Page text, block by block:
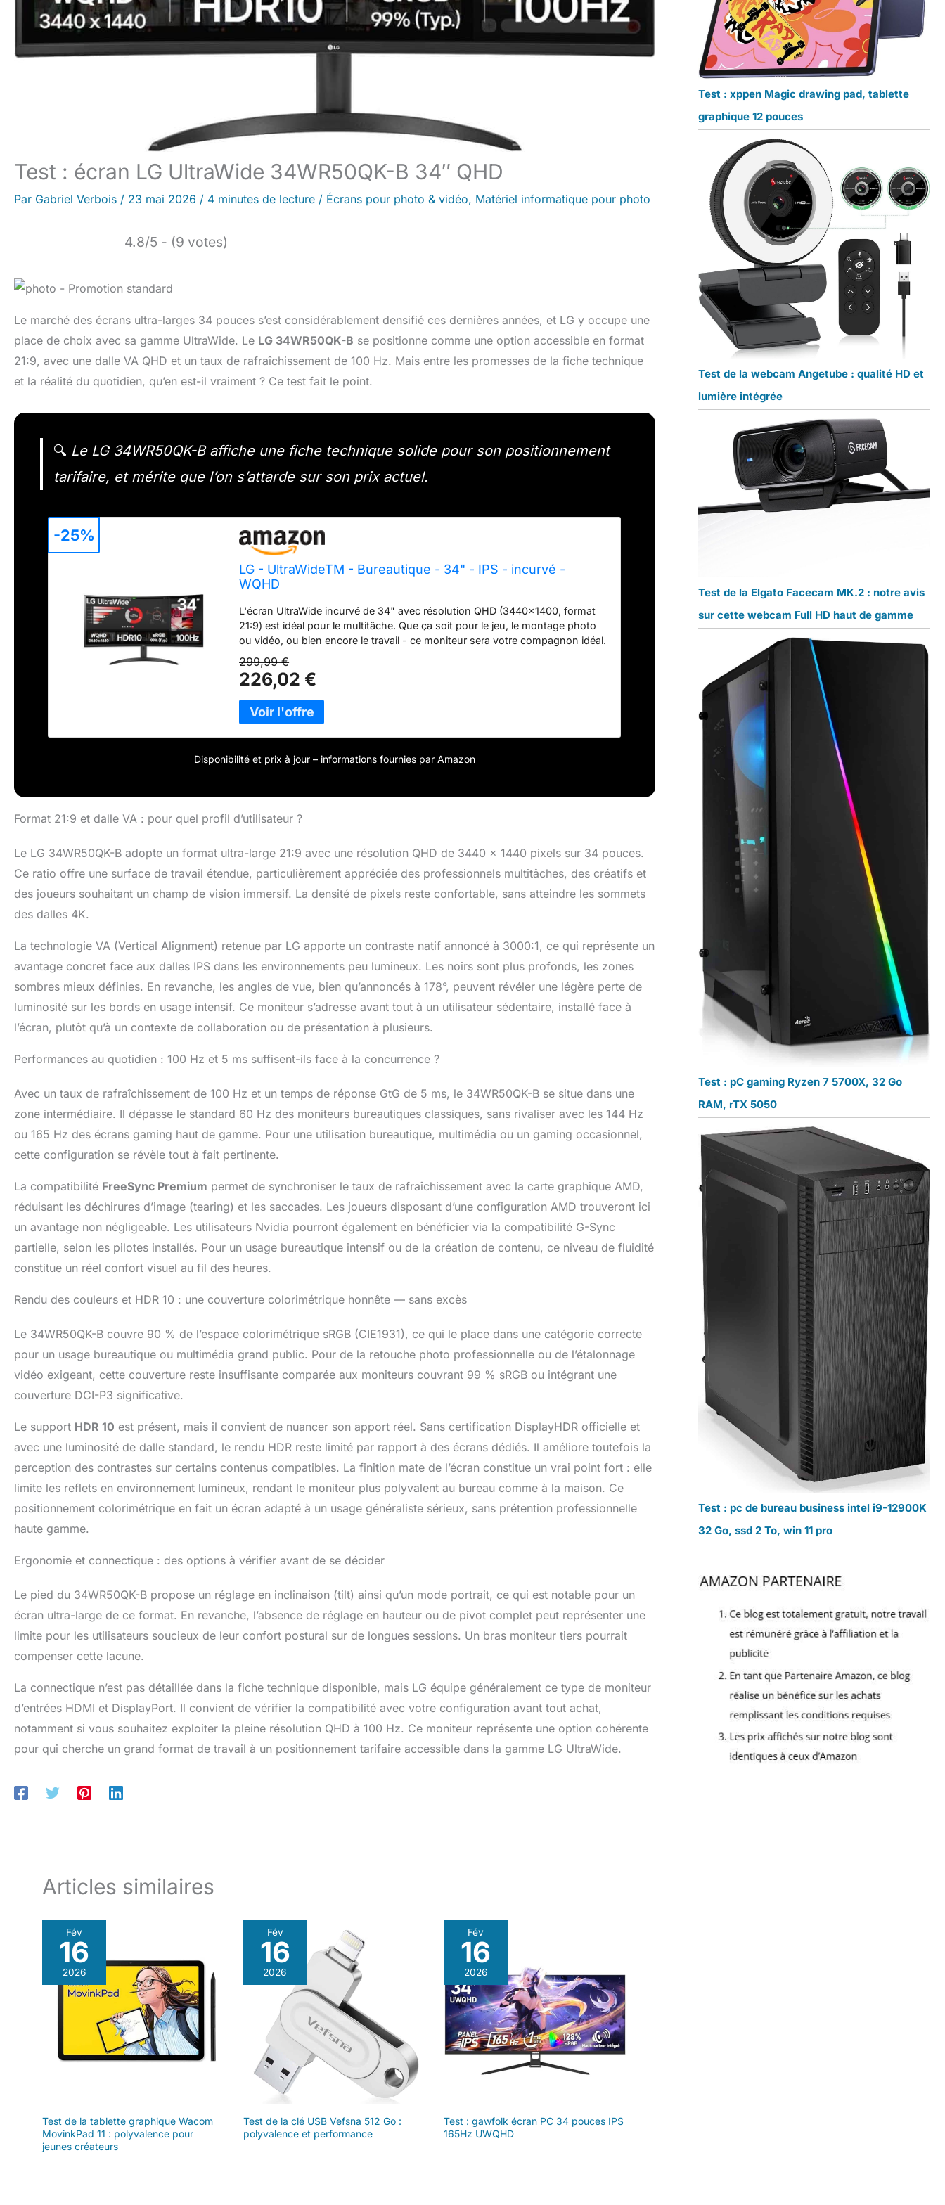
Test : écran LG UltraWide 34WR50QK-B 34″ QHD
Par Gabriel Verbois / 23 mai 2026 / 4 minutes de lecture / Écrans pour photo & vidéo, Matériel informatique pour photo
4.8/5 - (9 votes)
Le marché des écrans ultra-larges 34 pouces s’est considérablement densifié ces dernières années, et LG y occupe une
place de choix avec sa gamme UltraWide. Le LG 34WR50QK-B se positionne comme une option accessible en format
21:9, avec une dalle VA QHD et un taux de rafraîchissement de 100 Hz. Mais entre les promesses de la fiche technique
et la réalité du quotidien, qu’en est-il vraiment ? Ce test fait le point.
🔍 Le LG 34WR50QK-B affiche une fiche technique solide pour son positionnement
tarifaire, et mérite que l’on s’attarde sur son prix actuel.
LG - UltraWideTM - Bureautique - 34" - IPS - incurvé -
WQHD
L'écran UltraWide incurvé de 34" avec résolution QHD (3440x1400, format
21:9) est idéal pour le multitâche. Que ça soit pour le jeu, le montage photo
ou vidéo, ou bien encore le travail - ce moniteur sera votre compagnon idéal.
sRGB 99% (Typ.) avec HDR10 : ce moniteur est compatible avec le HDR10
(plage dynamique élevée), basé sur l'espace colorimétrique sRGB 99%,
prenant en charge des niveaux spécifiques de couleur et de luminosité qui
permettent aux spectateurs de profiter des couleurs saisissantes du
contenu. Ce moniteur est doté des modes Flicker Safe et Lecture, qui
Picture et Dual Controller pour contrôler deux PC connectés à l'écran en
299,99 €
226,02 €
-25%
Disponibilité et prix à jour – informations fournies par Amazon
Format 21:9 et dalle VA : pour quel profil d’utilisateur ?
Le LG 34WR50QK-B adopte un format ultra-large 21:9 avec une résolution QHD de 3440 x 1440 pixels sur 34 pouces.
Ce ratio offre une surface de travail étendue, particulièrement appréciée des professionnels multitâches, des créatifs et
des joueurs souhaitant un champ de vision immersif. La densité de pixels reste confortable, sans atteindre les sommets
des dalles 4K.
La technologie VA (Vertical Alignment) retenue par LG apporte un contraste natif annoncé à 3000:1, ce qui représente un
avantage concret face aux dalles IPS dans les environnements peu lumineux. Les noirs sont plus profonds, les zones
sombres mieux définies. En revanche, les angles de vue, bien qu’annoncés à 178°, peuvent révéler une légère perte de
luminosité sur les bords en usage intensif. Ce moniteur s’adresse avant tout à un utilisateur sédentaire, installé face à
l’écran, plutôt qu’à un contexte de collaboration ou de présentation à plusieurs.
Performances au quotidien : 100 Hz et 5 ms suffisent-ils face à la concurrence ?
Avec un taux de rafraîchissement de 100 Hz et un temps de réponse GtG de 5 ms, le 34WR50QK-B se situe dans une
zone intermédiaire. Il dépasse le standard 60 Hz des moniteurs bureautiques classiques, sans rivaliser avec les 144 Hz
ou 165 Hz des écrans gaming haut de gamme. Pour une utilisation bureautique, multimédia ou un gaming occasionnel,
cette configuration se révèle tout à fait pertinente.
La compatibilité FreeSync Premium permet de synchroniser le taux de rafraîchissement avec la carte graphique AMD,
réduisant les déchirures d’image (tearing) et les saccades. Les joueurs disposant d’une configuration AMD trouveront ici
un avantage non négligeable. Les utilisateurs Nvidia pourront également en bénéficier via la compatibilité G-Sync
partielle, selon les pilotes installés. Pour un usage bureautique intensif ou de la création de contenu, ce niveau de fluidité
constitue un réel confort visuel au fil des heures.
Rendu des couleurs et HDR 10 : une couverture colorimétrique honnête — sans excès
Le 34WR50QK-B couvre 90 % de l’espace colorimétrique sRGB (CIE1931), ce qui le place dans une catégorie correcte
pour un usage bureautique ou multimédia grand public. Pour de la retouche photo professionnelle ou de l’étalonnage
vidéo exigeant, cette couverture reste insuffisante comparée aux moniteurs couvrant 99 % sRGB ou intégrant une
couverture DCI-P3 significative.
Le support HDR 10 est présent, mais il convient de nuancer son apport réel. Sans certification DisplayHDR officielle et
avec une luminosité de dalle standard, le rendu HDR reste limité par rapport à des écrans dédiés. Il améliore toutefois la
perception des contrastes sur certains contenus compatibles. La finition mate de l’écran constitue un vrai point fort : elle
limite les reflets en environnement lumineux, rendant le moniteur plus polyvalent au bureau comme à la maison. Ce
positionnement colorimétrique en fait un écran adapté à un usage généraliste sérieux, sans prétention professionnelle
haute gamme.
Ergonomie et connectique : des options à vérifier avant de se décider
Le pied du 34WR50QK-B propose un réglage en inclinaison (tilt) ainsi qu’un mode portrait, ce qui est notable pour un
écran ultra-large de ce format. En revanche, l’absence de réglage en hauteur ou de pivot complet peut représenter une
limite pour les utilisateurs soucieux de leur confort postural sur de longues sessions. Un bras moniteur tiers pourrait
compenser cette lacune.
La connectique n’est pas détaillée dans la fiche technique disponible, mais LG équipe généralement ce type de moniteur
d’entrées HDMI et DisplayPort. Il convient de vérifier la compatibilité avec votre configuration avant tout achat,
notamment si vous souhaitez exploiter la pleine résolution QHD à 100 Hz. Ce moniteur représente une option cohérente
pour qui cherche un grand format de travail à un positionnement tarifaire accessible dans la gamme LG UltraWide.
Articles similaires
Fév
16
2026
Test de la tablette graphique Wacom
MovinkPad 11 : polyvalence pour
jeunes créateurs
Fév
16
2026
Test de la clé USB Vefsna 512 Go :
polyvalence et performance
Fév
16
2026
Test : gawfolk écran PC 34 pouces IPS
165Hz UWQHD
Test : xppen Magic drawing pad, tablette
graphique 12 pouces
Test de la webcam Angetube : qualité HD et
lumière intégrée
Test de la Elgato Facecam MK.2 : notre avis
sur cette webcam Full HD haut de gamme
Test : pC gaming Ryzen 7 5700X, 32 Go
RAM, rTX 5050
Test : pc de bureau business intel i9-12900K
32 Go, ssd 2 To, win 11 pro